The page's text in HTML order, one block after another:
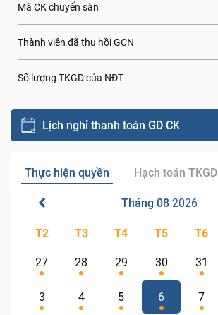
Mã CK chuyển sàn
Thành viên đã thu hồi GCN
Số lượng TKGD của NĐT
Lịch nghỉ thanh toán GD CK
Thực hiện quyền Hạch toán TKGD
Tháng 08 2026
T2 T3 T4 T5 T6
27 28 29 30 31
3 4 5 6 7